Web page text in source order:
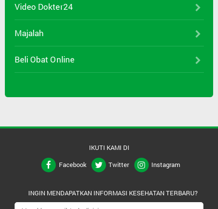
Video Dokter24
Majalah
Beli Obat Online
IKUTI KAMI DI
Facebook
Twitter Instagram
INGIN MENDAPATKAN INFORMASI KESEHATAN TERBARU?